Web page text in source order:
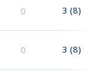
0 3 (8)
0 3 (8)